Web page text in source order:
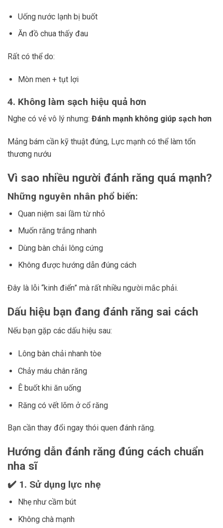
Uống nước lạnh bị buốt
Ăn đồ chua thấy đau
Rất có thể do:
Mòn men + tụt lợi
4. Không làm sạch hiệu quả hơn
Nghe có vẻ vô lý nhưng: Đánh mạnh không giúp sạch hơn
Mảng bám cần kỹ thuật đúng, Lực mạnh có thể làm tổn
thương nướu
Vì sao nhiều người đánh răng quá mạnh?
Những nguyên nhân phổ biến:
Quan niệm sai lầm từ nhỏ
Muốn răng trắng nhanh
Dùng bàn chải lông cứng
Không được hướng dẫn đúng cách
Đây là lỗi “kinh điển” mà rất nhiều người mắc phải.
Dấu hiệu bạn đang đánh răng sai cách
Nếu bạn gặp các dấu hiệu sau:
Lông bàn chải nhanh tòe
Chảy máu chân răng
Ê buốt khi ăn uống
Răng có vết lõm ở cổ răng
Bạn cần thay đổi ngay thói quen đánh răng.
Hướng dẫn đánh răng đúng cách chuẩn
nha sĩ
✔️ 1. Sử dụng lực nhẹ
Nhẹ như cầm bút
Không chà mạnh